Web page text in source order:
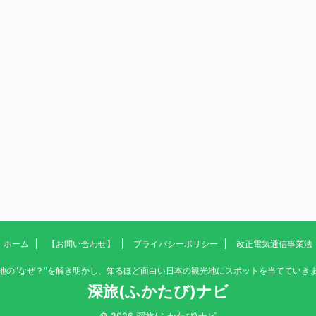
ホーム 【お問い合わせ】 プライバシーポリシー 改正電気通信事業法
の"なぜ？"を解き明かし、知るほど面白い日本の観光地にスポットを当てていき
深旅(ふかたび)ナビ